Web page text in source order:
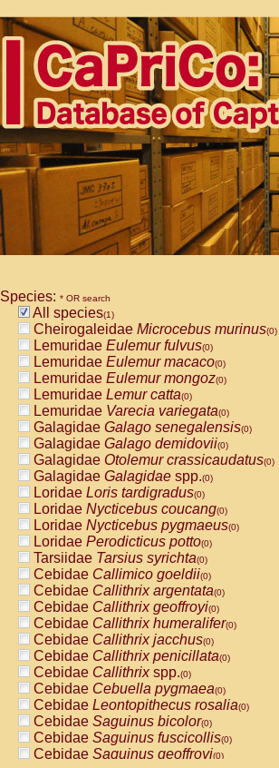
Species: * OR search
All species(1)
Cheirogaleidae Microcebus murinus(0)
Lemuridae Eulemur fulvus(0)
Lemuridae Eulemur macaco(0)
Lemuridae Eulemur mongoz(0)
Lemuridae Lemur catta(0)
Lemuridae Varecia variegata(0)
Galagidae Galago senegalensis(0)
Galagidae Galago demidovii(0)
Galagidae Otolemur crassicaudatus(0)
Galagidae Galagidae spp.(0)
Loridae Loris tardigradus(0)
Loridae Nycticebus coucang(0)
Loridae Nycticebus pygmaeus(0)
Loridae Perodicticus potto(0)
Tarsiidae Tarsius syrichta(0)
Cebidae Callimico goeldii(0)
Cebidae Callithrix argentata(0)
Cebidae Callithrix geoffroyi(0)
Cebidae Callithrix humeralifer(0)
Cebidae Callithrix jacchus(0)
Cebidae Callithrix penicillata(0)
Cebidae Callithrixspp.(0)
Cebidae Cebuella pygmaea(0)
Cebidae Leontopithecus rosalia(0)
Cebidae Saguinus bicolor(0)
Cebidae Saguinus fuscicollis(0)
Cebidae Saguinus geoffroyi(0)